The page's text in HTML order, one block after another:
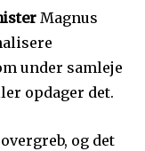
Magnus
under samleje
opdager det.
og det